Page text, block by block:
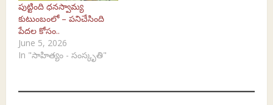
పుట్టింది ధనస్వామ్య
కుటుంబంలో – పనిచేసింది
పేదల కోసం..
June 5, 2026
In "సాహిత్యం - సంస్కృతి"